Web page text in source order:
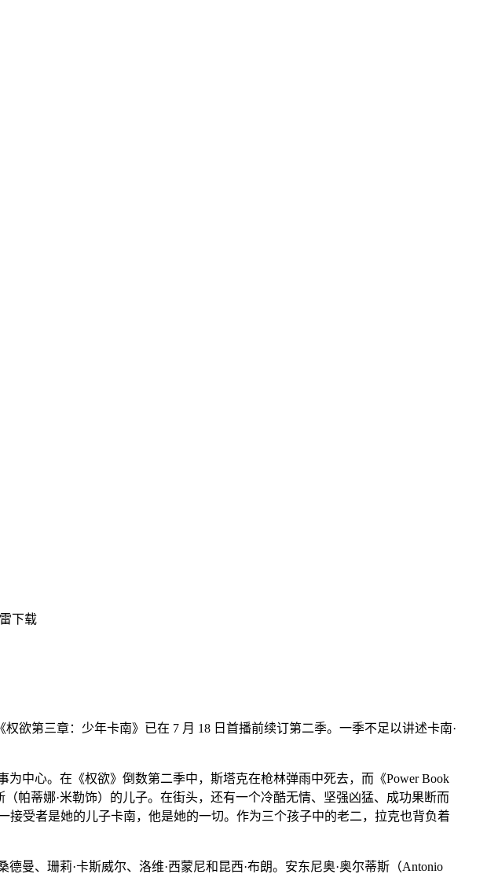
下载
欲第三章：少年卡南》已在 7 月 18 日首播前续订第二季。一季不足以讲述卡南·
中心。在《权欲》倒数第二季中，斯塔克在枪林弹雨中死去，而《Power Book
帕蒂娜·米勒饰）的儿子。在街头，还有一个冷酷无情、坚强凶猛、成功果断而
接受者是她的儿子卡南，他是她的一切。作为三个孩子中的老二，拉克也背负着
曼、珊莉·卡斯威尔、洛维·西蒙尼和昆西·布朗。安东尼奥·奥尔蒂斯（Antonio